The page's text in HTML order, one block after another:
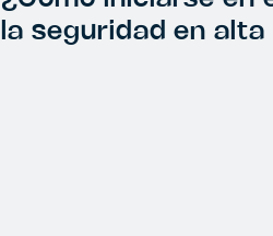
la seguridad en alta